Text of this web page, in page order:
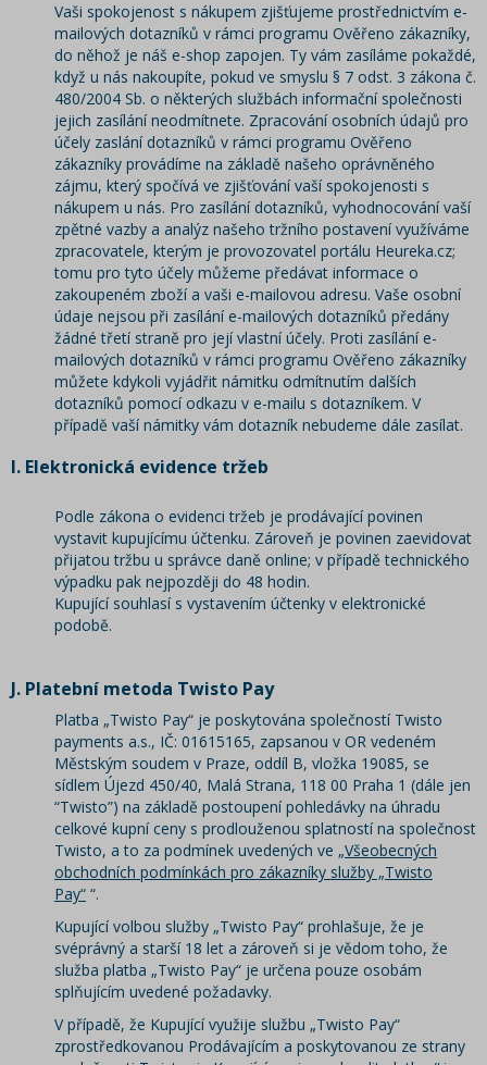
Vaši spokojenost s nákupem zjišťujeme prostřednictvím e-
mailových dotazníků v rámci programu Ověřeno zákazníky,
do něhož je náš e-shop zapojen. Ty vám zasíláme pokaždé,
když u nás nakoupíte, pokud ve smyslu § 7 odst. 3 zákona č.
480/2004 Sb. o některých službách informační společnosti
jejich zasílání neodmítnete. Zpracování osobních údajů pro
účely zaslání dotazníků v rámci programu Ověřeno
zákazníky provádíme na základě našeho oprávněného
zájmu, který spočívá ve zjišťování vaší spokojenosti s
nákupem u nás. Pro zasílání dotazníků, vyhodnocování vaší
zpětné vazby a analýz našeho tržního postavení využíváme
zpracovatele, kterým je provozovatel portálu Heureka.cz;
tomu pro tyto účely můžeme předávat informace o
zakoupeném zboží a vaši e-mailovou adresu. Vaše osobní
údaje nejsou při zasílání e-mailových dotazníků předány
žádné třetí straně pro její vlastní účely. Proti zasílání e-
mailových dotazníků v rámci programu Ověřeno zákazníky
můžete kdykoli vyjádřit námitku odmítnutím dalších
dotazníků pomocí odkazu v e-mailu s dotazníkem. V
případě vaší námitky vám dotazník nebudeme dále zasílat.
I. Elektronická evidence tržeb
Podle zákona o evidenci tržeb je prodávající povinen
vystavit kupujícímu účtenku. Zároveň je povinen zaevidovat
přijatou tržbu u správce daně online; v případě technického
výpadku pak nejpozději do 48 hodin.
Kupující souhlasí s vystavením účtenky v elektronické
podobě.
J. Platební metoda Twisto Pay
Platba „Twisto Pay“ je poskytována společností Twisto
payments a.s., IČ: 01615165, zapsanou v OR vedeném
Městským soudem v Praze, oddíl B, vložka 19085, se
sídlem Újezd 450/40, Malá Strana, 118 00 Praha 1 (dále jen
“Twisto”) na základě postoupení pohledávky na úhradu
celkové kupní ceny s prodlouženou splatností na společnost
Twisto, a to za podmínek uvedených ve „Všeobecných
obchodních podmínkách pro zákazníky služby „Twisto
Pay“ “.
Kupující volbou služby „Twisto Pay“ prohlašuje, že je
svéprávný a starší 18 let a zároveň si je vědom toho, že
služba platba „Twisto Pay“ je určena pouze osobám
splňujícím uvedené požadavky.
V případě, že Kupující využije službu „Twisto Pay“
zprostředkovanou Prodávajícím a poskytovanou ze strany